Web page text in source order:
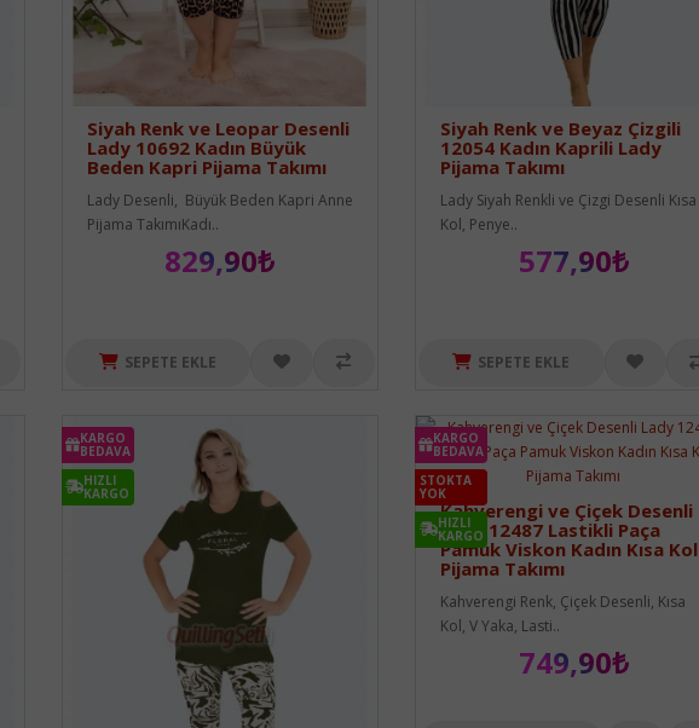
Siyah Renk ve Leopar Desenli
Lady 10692 Kadın Büyük
Beden Kapri Pijama Takımı
Lady Desenli, Büyük Beden Kapri Anne
Pijama TakımıKadı..
829,90₺
SEPETE EKLE
Siyah Renk ve Beyaz Çizgili
12054 Kadın Kaprili Lady
Pijama Takımı
Lady Siyah Renkli ve Çizgi Desenli Kısa
Kol, Penye..
577,90₺
SEPETE EKLE
KARGO
BEDAVA
HIZLI
KARGO
KARGO
BEDAVA
STOKTA
YOK
HIZLI
KARGO
Kahverengi ve Çiçek Desenli
Lady 12487 Lastikli Paça
Pamuk Viskon Kadın Kısa Kol
Pijama Takımı
Kahverengi Renk, Çiçek Desenli, Kısa
Kol, V Yaka, Lasti..
749,90₺